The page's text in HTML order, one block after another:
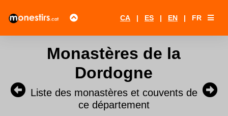
CA | ES | EN | FR
Monastères de la
Dordogne
Liste des monastères et couvents de
ce département